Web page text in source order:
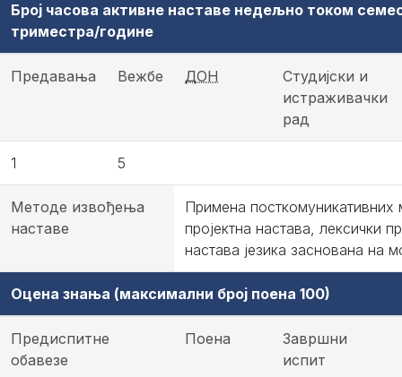
Број часова активне наставе недељно током
триместра/године
Предавања Вежбе ДОН
Студијски и
истраживачки
рад
1 5
Методе извођења
наставе
Примена посткомуникативних
пројектна настава, лексички
настава језика заснована на
Оцена знања (максимални број поена 100)
Предиспитне
обавезе
Поена
Завршни
испит